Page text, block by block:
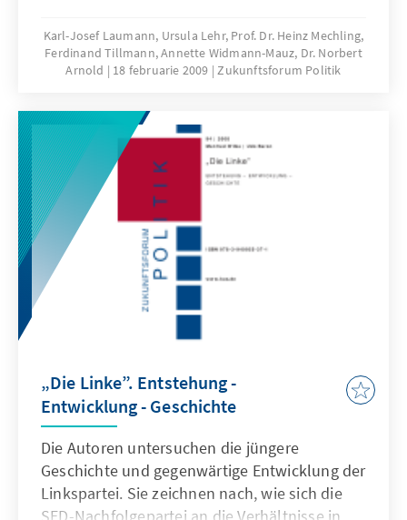
unterschiedliche Aspekte der Prävention als
Voraussetzung für ein gutes Altern.
Karl-Josef Laumann, Ursula Lehr, Prof. Dr. Heinz Mechling,
Ferdinand Tillmann, Annette Widmann-Mauz, Dr. Norbert
Arnold
18 februarie 2009 Zukunftsforum Politik
„Die Linke”. Entstehung -
Entwicklung - Geschichte
Die Autoren untersuchen die jüngere
Geschichte und gegenwärtige Entwicklung der
Linkspartei. Sie zeichnen nach, wie sich die